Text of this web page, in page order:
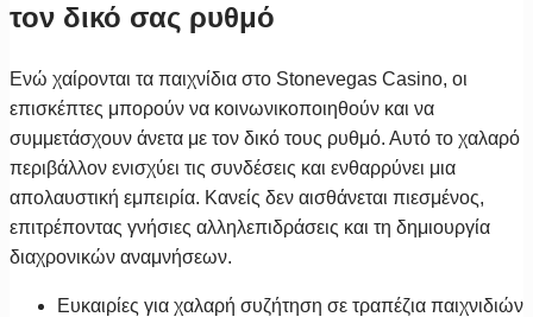
τον δικό σας ρυθμό
Ενώ χαίρονται τα παιχνίδια στο Stonevegas Casino, οι
επισκέπτες μπορούν να κοινωνικοποιηθούν και να
συμμετάσχουν άνετα με τον δικό τους ρυθμό. Αυτό το χαλαρό
περιβάλλον ενισχύει τις συνδέσεις και ενθαρρύνει μια
απολαυστική εμπειρία. Κανείς δεν αισθάνεται πιεσμένος,
επιτρέποντας γνήσιες αλληλεπιδράσεις και τη δημιουργία
διαχρονικών αναμνήσεων.
Ευκαιρίες για χαλαρή συζήτηση σε τραπέζια παιχνιδιών